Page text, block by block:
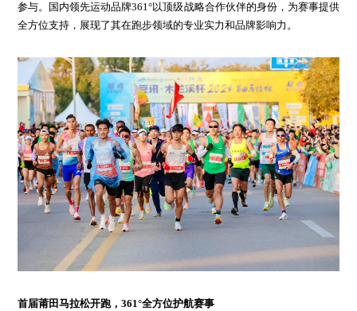
参与。国内领先运动品牌361°以顶级战略合作伙伴的身份，为赛事提供
全方位支持，展现了其在跑步领域的专业实力和品牌影响力。
首届莆田马拉松开跑，361°全方位护航赛事